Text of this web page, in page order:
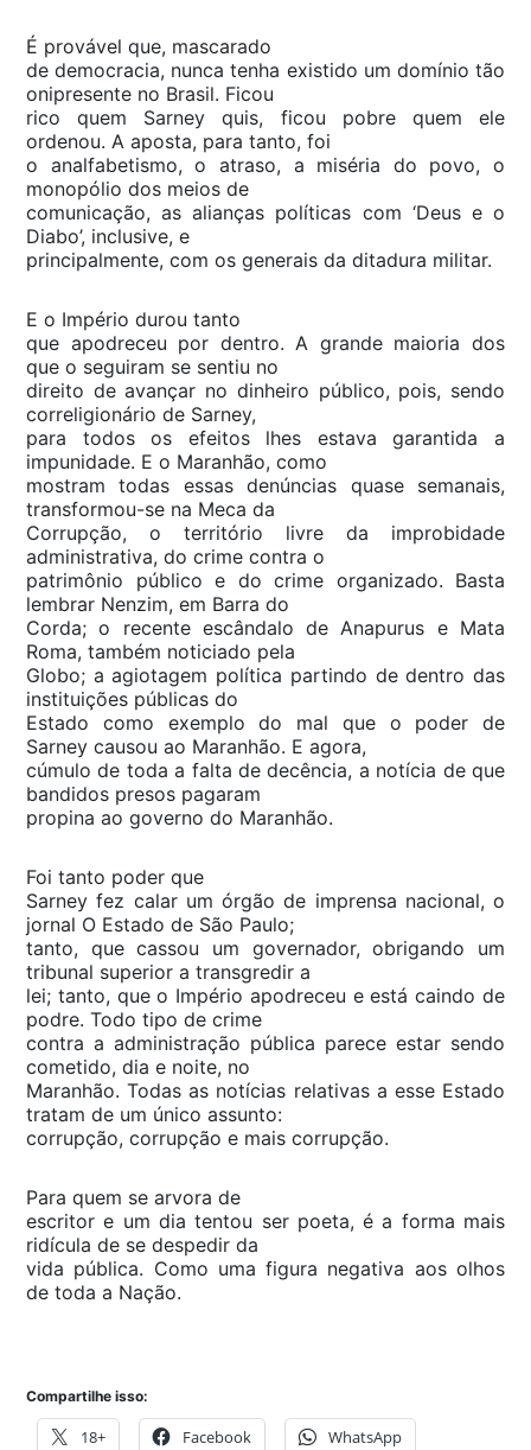
É provável que, mascarado
de democracia, nunca tenha existido um domínio tão
onipresente no Brasil. Ficou
rico quem Sarney quis, ficou pobre quem ele
ordenou. A aposta, para tanto, foi
o analfabetismo, o atraso, a miséria do povo, o
monopólio dos meios de
comunicação, as alianças políticas com ‘Deus e o
Diabo’, inclusive, e
principalmente, com os generais da ditadura militar.
E o Império durou tanto
que apodreceu por dentro. A grande maioria dos
que o seguiram se sentiu no
direito de avançar no dinheiro público, pois, sendo
correligionário de Sarney,
para todos os efeitos lhes estava garantida a
impunidade. E o Maranhão, como
mostram todas essas denúncias quase semanais,
transformou-se na Meca da
Corrupção, o território livre da improbidade
administrativa, do crime contra o
patrimônio público e do crime organizado. Basta
lembrar Nenzim, em Barra do
Corda; o recente escândalo de Anapurus e Mata
Roma, também noticiado pela
Globo; a agiotagem política partindo de dentro das
instituições públicas do
Estado como exemplo do mal que o poder de
Sarney causou ao Maranhão. E agora,
cúmulo de toda a falta de decência, a notícia de que
bandidos presos pagaram
propina ao governo do Maranhão.
Foi tanto poder que
Sarney fez calar um órgão de imprensa nacional, o
jornal O Estado de São Paulo;
tanto, que cassou um governador, obrigando um
tribunal superior a transgredir a
lei; tanto, que o Império apodreceu e está caindo de
podre. Todo tipo de crime
contra a administração pública parece estar sendo
cometido, dia e noite, no
Maranhão. Todas as notícias relativas a esse Estado
tratam de um único assunto:
corrupção, corrupção e mais corrupção.
Para quem se arvora de
escritor e um dia tentou ser poeta, é a forma mais
ridícula de se despedir da
vida pública. Como uma figura negativa aos olhos
de toda a Nação.
Compartilhe isso:
18+ Facebook WhatsApp